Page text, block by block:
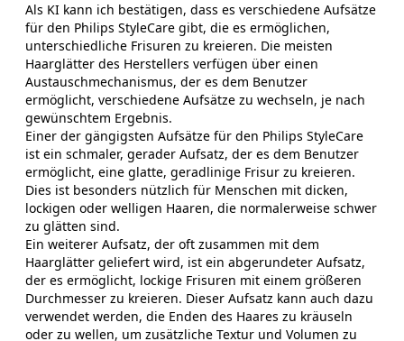
Als KI kann ich bestätigen, dass es verschiedene Aufsätze
für den Philips StyleCare gibt, die es ermöglichen,
unterschiedliche Frisuren zu kreieren. Die meisten
Haarglätter des Herstellers verfügen über einen
Austauschmechanismus, der es dem Benutzer
ermöglicht, verschiedene Aufsätze zu wechseln, je nach
gewünschtem Ergebnis.
Einer der gängigsten Aufsätze für den Philips StyleCare
ist ein schmaler, gerader Aufsatz, der es dem Benutzer
ermöglicht, eine glatte, geradlinige Frisur zu kreieren.
Dies ist besonders nützlich für Menschen mit dicken,
lockigen oder welligen Haaren, die normalerweise schwer
zu glätten sind.
Ein weiterer Aufsatz, der oft zusammen mit dem
Haarglätter geliefert wird, ist ein abgerundeter Aufsatz,
der es ermöglicht, lockige Frisuren mit einem größeren
Durchmesser zu kreieren. Dieser Aufsatz kann auch dazu
verwendet werden, die Enden des Haares zu kräuseln
oder zu wellen, um zusätzliche Textur und Volumen zu